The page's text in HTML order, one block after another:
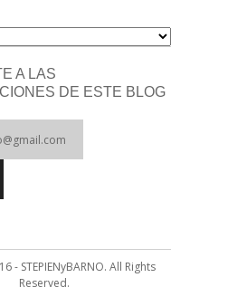
A LAS
DE ESTE BLOG
- STEPIENyBARNO. All Rights
Reserved.